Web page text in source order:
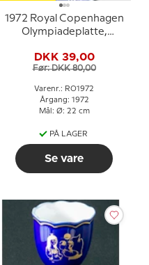
1972 Royal Copenhagen
Olympiadeplatte,
DKK 39,00
Før: DKK 80,00
Varenr.: RO1972
Årgang: 1972
Mål: Ø: 22 cm
PÅ LAGER
Se vare